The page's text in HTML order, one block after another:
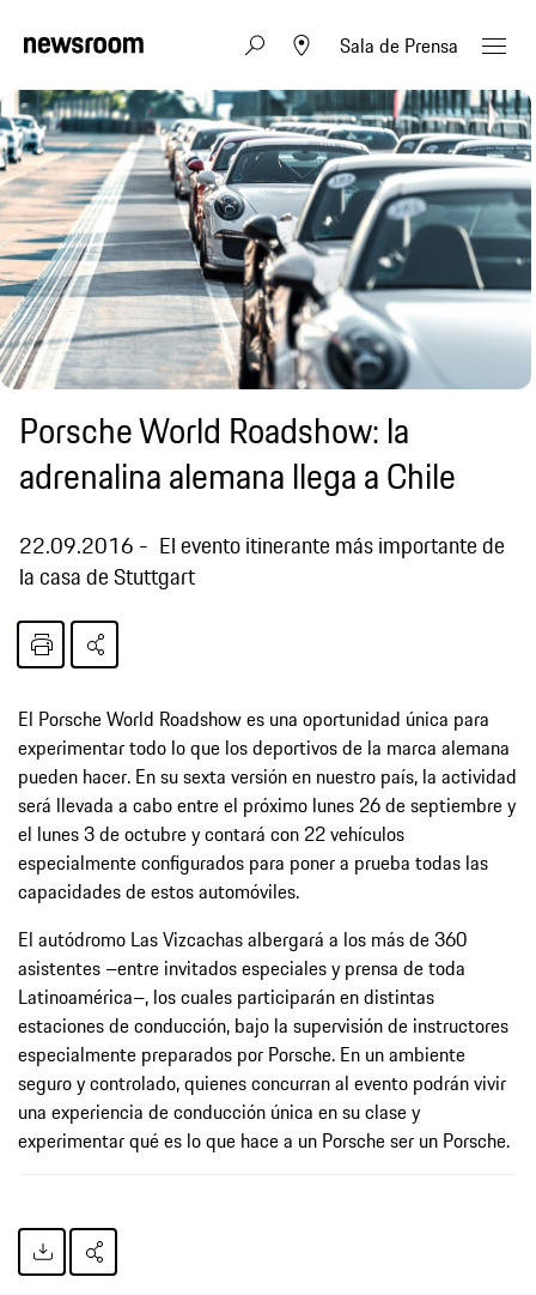
Sala de Prensa
Porsche World Roadshow: la
adrenalina alemana llega a Chile
22.09.2016
El evento itinerante más importante de
la casa de Stuttgart
El Porsche World Roadshow es una oportunidad única para
experimentar todo lo que los deportivos de la marca alemana
pueden hacer. En su sexta versión en nuestro país, la actividad
será llevada a cabo entre el próximo lunes 26 de septiembre y
el lunes 3 de octubre y contará con 22 vehículos
especialmente configurados para poner a prueba todas las
capacidades de estos automóviles.
El autódromo Las Vizcachas albergará a los más de 360
asistentes –entre invitados especiales y prensa de toda
Latinoamérica–, los cuales participarán en distintas
estaciones de conducción, bajo la supervisión de instructores
especialmente preparados por Porsche. En un ambiente
seguro y controlado, quienes concurran al evento podrán vivir
una experiencia de conducción única en su clase y
experimentar qué es lo que hace a un Porsche ser un Porsche.